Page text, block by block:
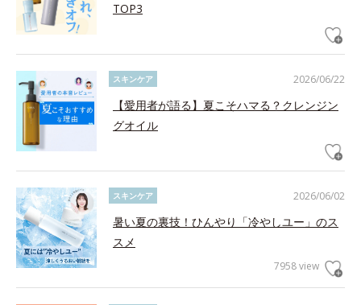
TOP3
2026/06/22
スキンケア
【愛用者が語る】夏こそハマる？クレンジン
グオイル
2026/06/02
スキンケア
暑い夏の裏技！ひんやり「冷やしユー」のス
スメ
7958 view